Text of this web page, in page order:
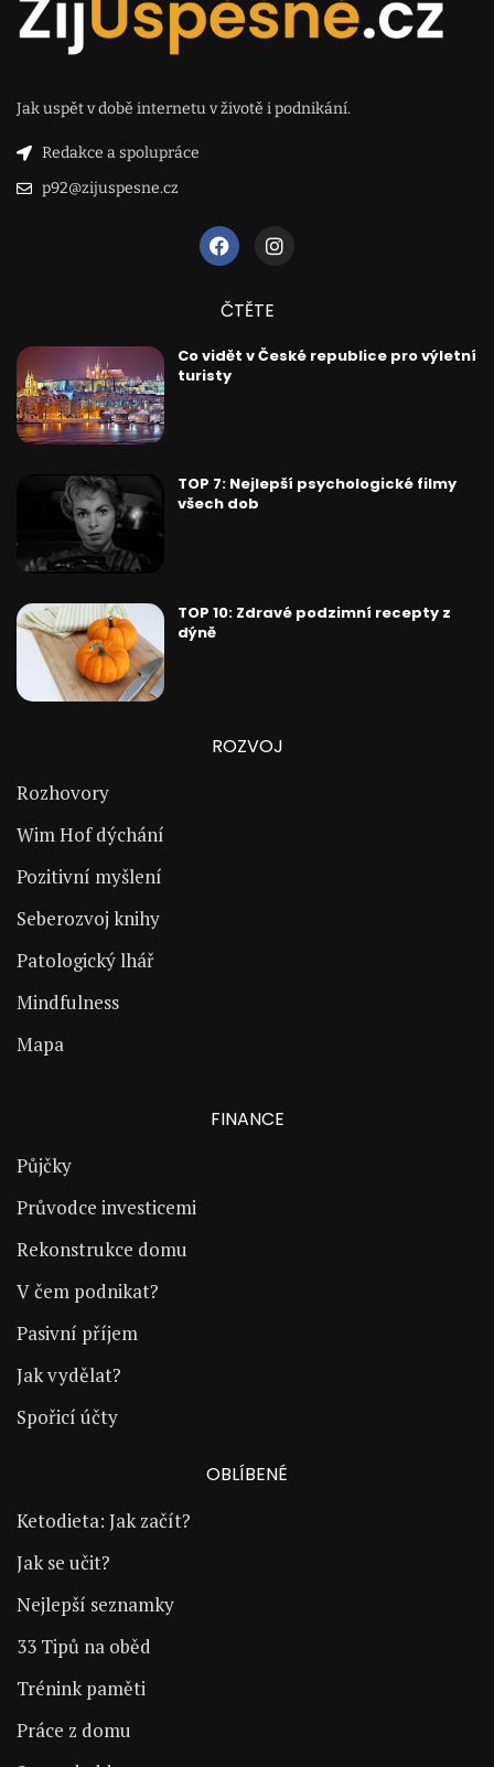
Jak uspět v době internetu v životě i podnikání.
Redakce a spolupráce
p92@zijuspesne.cz
ČTĚTE
Co vidět v České republice pro výletní
turisty
TOP 7: Nejlepší psychologické filmy
všech dob
TOP 10: Zdravé podzimní recepty z
dýně
ROZVOJ
Rozhovory
Wim Hof dýchání
Pozitivní myšlení
Seberozvoj knihy
Patologický lhář
Mindfulness
Mapa
FINANCE
Půjčky
Průvodce investicemi
Rekonstrukce domu
V čem podnikat?
Pasivní příjem
Jak vydělat?
Spořicí účty
OBLÍBENÉ
Ketodieta: Jak začít?
Jak se učit?
Nejlepší seznamky
33 Tipů na oběd
Trénink paměti
Práce z domu